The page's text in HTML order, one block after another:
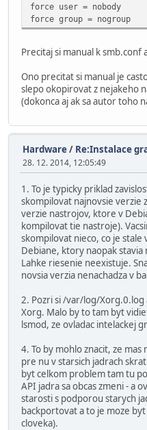
force user = nobody
force group = nogroup
Precitaj si manual k smb.conf
Ono precitat si manual je
slepo okopirovat z nejakeho
(dokonca aj ak sa autor toho
Hardware/ Re:Instalace
28. 12. 2014, 12:05:49
1. To je typicky priklad
skompilovat najnovsie verzie
verzie nastrojov, ktore v
kompilovat tie nastroje).
skompilovat nieco, co je stale
Debiane, ktory naopak stavia
Lahke riesenie neexistuje.
novsia verzia nenachadza v
2. Pozri si /var/log/Xorg.0.log
Xorg. Malo by to tam byt
lsmod, ze ovladac intelackej
4. To by mohlo znacit, ze
pre nu v starsich jadrach
byt celkom problem tam tu
API jadra sa obcas zmeni - a
starosti s podporou starych
backportovat a to je moze
cloveka).